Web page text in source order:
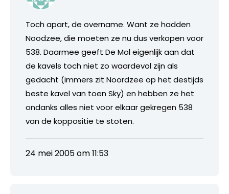
Toch apart, de overname. Want ze hadden
Noodzee, die moeten ze nu dus verkopen voor
538. Daarmee geeft De Mol eigenlijk aan dat
de kavels toch niet zo waardevol zijn als
gedacht (immers zit Noordzee op het destijds
beste kavel van toen Sky) en hebben ze het
ondanks alles niet voor elkaar gekregen 538
van de koppositie te stoten.
24 mei 2005 om 11:53